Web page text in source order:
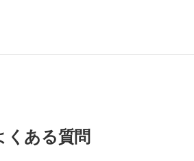
くある質問